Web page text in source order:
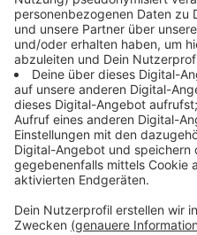
Seit den 80ern setzt sich
Menschen mit Diabetes
Raum Borken eine
hatte zeitweise auch den
NRW. Ihm ist es unter
Diabetiker Infomobil von
Menschen über die
Behandlungsmöglichkeiten
Anzeige